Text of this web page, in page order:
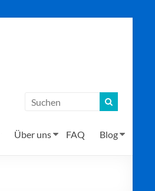
Über uns FAQ Blog